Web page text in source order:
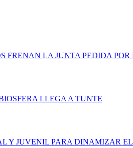
LA JUNTA PEDIDA
LLEGA A TUNTE
Y JUVENIL PARA DINAMIZAR